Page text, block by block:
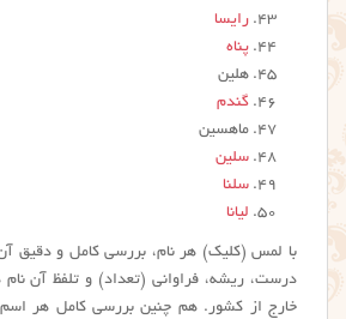
رایسا
پناه
هلین
گندم
ماهسین
سلین
سلنا
لیانا
با لمس (کلیک) هر نام، بررسی کامل و دقیق
درست، ریشه، فراوانی (تعداد) و تلفظ آن نام
خارج از کشور. هم چنین بررسی کامل هر اسم